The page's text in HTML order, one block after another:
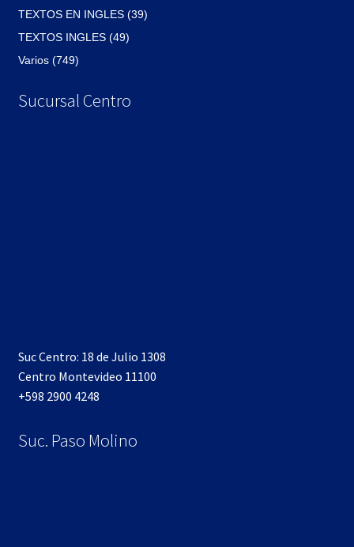
TEXTOS EN INGLES (39)
TEXTOS INGLES (49)
Varios (749)
Sucursal Centro
Suc Centro: 18 de Julio 1308
Centro Montevideo 11100
+598 2900 4248
Suc. Paso Molino